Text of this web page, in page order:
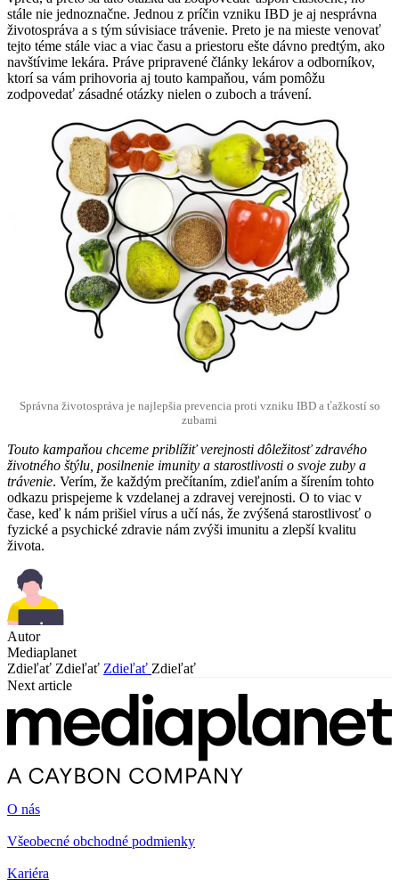
stále nie jednoznačne. Jednou z príčin vzniku IBD je aj nesprávna
životospráva a s tým súvisiace trávenie. Preto je na mieste venovať
tejto téme stále viac a viac času a priestoru ešte dávno predtým, ako
navštívime lekára. Práve pripravené články lekárov a odborníkov,
ktorí sa vám prihovoria aj touto kampaňou, vám pomôžu
zodpovedať zásadné otázky nielen o zuboch a trávení.
Správna životospráva je najlepšia prevencia proti vzniku IBD a ťažkostí so
zubami
Touto kampaňou chceme priblížiť verejnosti dôležitosť zdravého
životného štýlu, posilnenie imunity a starostlivosti o svoje zuby a
trávenie. Verím, že každým prečítaním, zdieľaním a šírením tohto
odkazu prispejeme k vzdelanej a zdravej verejnosti. O to viac v
čase, keď k nám prišiel vírus a učí nás, že zvýšená starostlivosť o
fyzické a psychické zdravie nám zvýši imunitu a zlepší kvalitu
života.
Autor
Mediaplanet
Zdieľať Zdieľať Zdieľať Zdieľať
Next article
O nás
Všeobecné obchodné podmienky
Kariéra